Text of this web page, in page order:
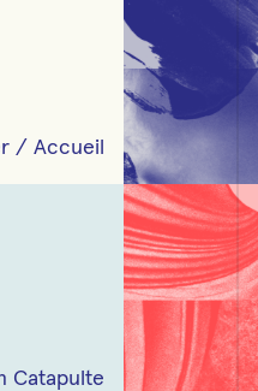
/ Accueil
Catapulte